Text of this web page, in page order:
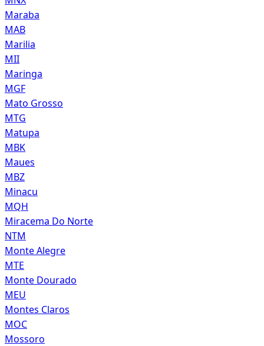
Maraba
MAB
Marilia
MII
Maringa
MGF
Mato Grosso
MTG
Matupa
MBK
Maues
MBZ
Minacu
MQH
Miracema Do Norte
NTM
Monte Alegre
MTE
Monte Dourado
MEU
Montes Claros
MOC
Mossoro